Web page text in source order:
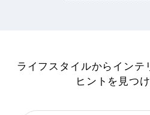
ライフスタイルからインテ
ヒントを見つ